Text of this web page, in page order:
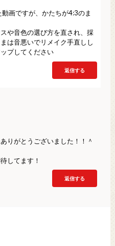
画ですが、かたちが4:3のま
や音色の選び方を直され、採
は音悪いでリメイク手直しし
プしてください
返信する
りがとうございました！！＾
してます！
返信する